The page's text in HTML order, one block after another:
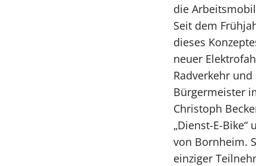
die
Seit dem
dieses
neuer
Radverkehr
Bürgermeister
Christoph
„Dienst-E-
von Bornheim.
einziger